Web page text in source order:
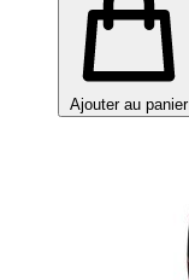
Ajouter au panier